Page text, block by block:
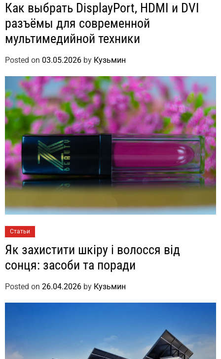
Как выбрать DisplayPort, HDMI и DVI
разъёмы для современной
мультимедийной техники
Posted on 03.05.2026 by Кузьмин
Статьи
Як захистити шкіру і волосся від
сонця: засоби та поради
Posted on 26.04.2026 by Кузьмин